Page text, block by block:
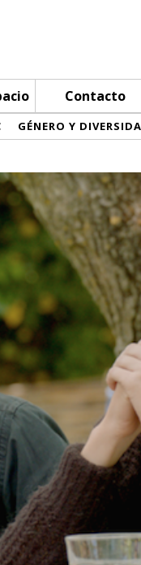
Contacto
GÉNERO Y